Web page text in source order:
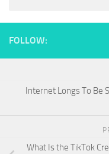
FOLLOW:
Internet Longs To Be
What Is the TikTok